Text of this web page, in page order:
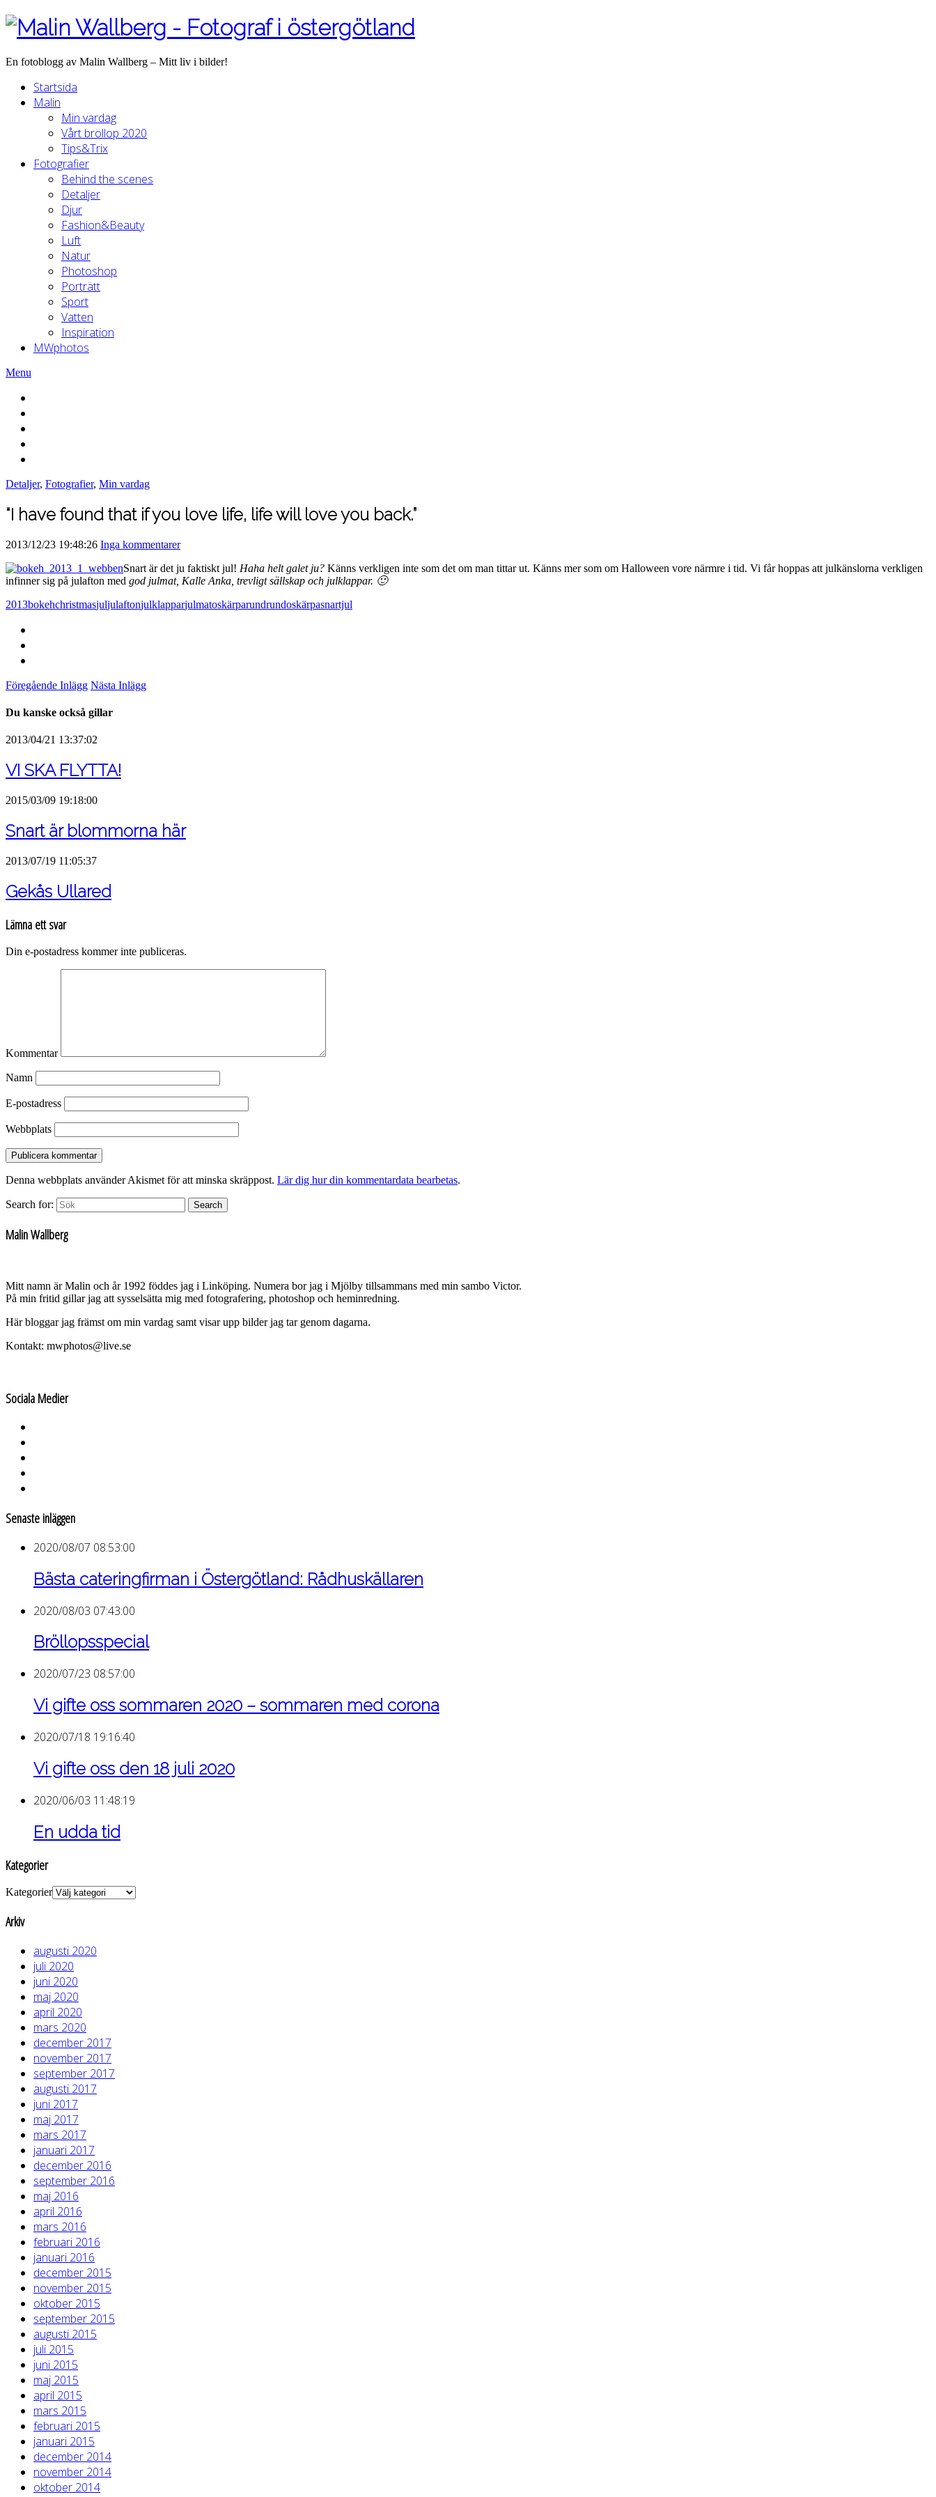
En fotoblogg av Malin Wallberg – Mitt liv i bilder!
Startsida
Malin
Min vardag
Vårt bröllop 2020
Tips&Trix
Fotografier
Behind the scenes
Detaljer
Djur
Fashion&Beauty
Luft
Natur
Photoshop
Porträtt
Sport
Vatten
Inspiration
MWphotos
Menu
Detaljer, Fotografier, Min vardag
“I have found that if you love life, life will love you back.”
2013/12/23 19:48:26 Inga kommentarer
Snart är det ju faktiskt jul! Haha helt galet ju? Känns verkligen inte som det om man tittar ut. Känns mer som om Halloween vore närmre i tid. Vi får hoppas att julkänslorna verkligen
infinner sig på julafton med god julmat, Kalle Anka, trevligt sällskap och julklappar. 🙂
2013bokehchristmasjuljulaftonjulklapparjulmatoskärparundrundoskärpasnartjul
Föregående Inlägg Nästa Inlägg
Du kanske också gillar
2013/04/21 13:37:02
VI SKA FLYTTA!
2015/03/09 19:18:00
Snart är blommorna här
2013/07/19 11:05:37
Gekås Ullared
Lämna ett svar
Din e-postadress kommer inte publiceras.
Kommentar
Namn
E-postadress
Webbplats
Denna webbplats använder Akismet för att minska skräppost. Lär dig hur din kommentardata bearbetas.
Search for: Search
Malin Wallberg
Mitt namn är Malin och år 1992 föddes jag i Linköping. Numera bor jag i Mjölby tillsammans med min sambo Victor.
På min fritid gillar jag att sysselsätta mig med fotografering, photoshop och heminredning.
Här bloggar jag främst om min vardag samt visar upp bilder jag tar genom dagarna.
Kontakt: mwphotos@live.se
Sociala Medier
Senaste inläggen
2020/08/07 08:53:00
Bästa cateringfirman i Östergötland: Rådhuskällaren
2020/08/03 07:43:00
Bröllopsspecial
2020/07/23 08:57:00
Vi gifte oss sommaren 2020 – sommaren med corona
2020/07/18 19:16:40
Vi gifte oss den 18 juli 2020
2020/06/03 11:48:19
En udda tid
Kategorier
Kategorier
Arkiv
augusti 2020
juli 2020
juni 2020
maj 2020
april 2020
mars 2020
december 2017
november 2017
september 2017
augusti 2017
juni 2017
maj 2017
mars 2017
januari 2017
december 2016
september 2016
maj 2016
april 2016
mars 2016
februari 2016
januari 2016
december 2015
november 2015
oktober 2015
september 2015
augusti 2015
juli 2015
juni 2015
maj 2015
april 2015
mars 2015
februari 2015
januari 2015
december 2014
november 2014
oktober 2014